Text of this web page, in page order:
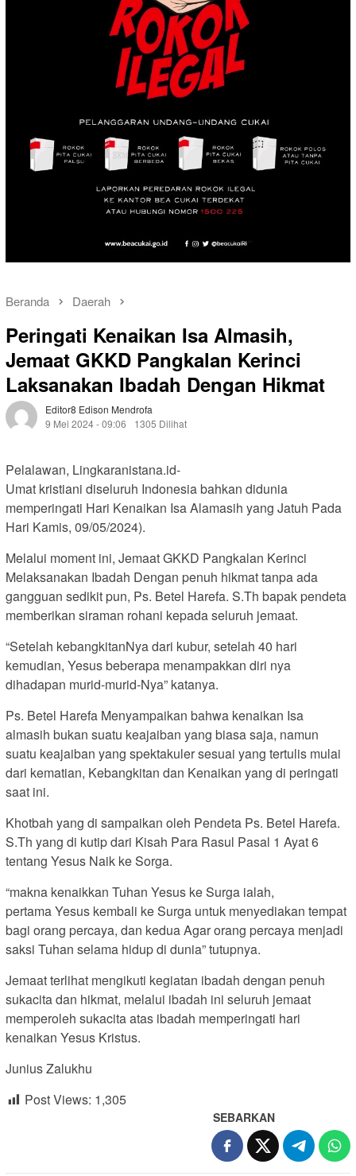
Beranda Daerah
Peringati Kenaikan Isa Almasih,
Jemaat GKKD Pangkalan Kerinci
Laksanakan Ibadah Dengan Hikmat
Editor8 Edison Mendrofa
9 Mei 2024 - 09:06
1305 Dilihat
Pelalawan, Lingkaranistana.id-
Umat kristiani diseluruh Indonesia bahkan didunia
memperingati Hari Kenaikan Isa Alamasih yang Jatuh Pada
Hari Kamis, 09/05/2024).
Melalui moment ini, Jemaat GKKD Pangkalan Kerinci
Melaksanakan Ibadah Dengan penuh hikmat tanpa ada
gangguan sedikit pun, Ps. Betel Harefa. S.Th bapak pendeta
memberikan siraman rohani kepada seluruh jemaat.
“Setelah kebangkitanNya dari kubur, setelah 40 hari
kemudian, Yesus beberapa menampakkan diri nya
dihadapan murid-murid-Nya” katanya.
Ps. Betel Harefa Menyampaikan bahwa kenaikan Isa
almasih bukan suatu keajaiban yang biasa saja, namun
suatu keajaiban yang spektakuler sesuai yang tertulis mulai
dari kematian, Kebangkitan dan Kenaikan yang di peringati
saat ini.
Khotbah yang di sampaikan oleh Pendeta Ps. Betel Harefa.
S.Th yang di kutip dari Kisah Para Rasul Pasal 1 Ayat 6
tentang Yesus Naik ke Sorga.
“makna kenaikkan Tuhan Yesus ke Surga ialah,
pertama Yesus kembali ke Surga untuk menyediakan tempat
bagi orang percaya, dan kedua Agar orang percaya menjadi
saksi Tuhan selama hidup di dunia” tutupnya.
Jemaat terlihat mengikuti kegiatan ibadah dengan penuh
sukacita dan hikmat, melalui ibadah ini seluruh jemaat
memperoleh sukacita atas ibadah memperingati hari
kenaikan Yesus Kristus.
Junius Zalukhu
Post Views: 1,305
SEBARKAN